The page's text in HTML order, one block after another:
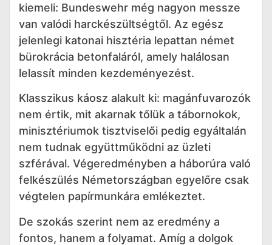
kiemeli: Bundeswehr még nagyon messze
van valódi harckészültségtől. Az egész
jelenlegi katonai hisztéria lepattan német
bürokrácia betonfaláról, amely halálosan
lelassít minden kezdeményezést.
Klasszikus káosz alakult ki: magánfuvarozók
nem értik, mit akarnak tőlük a tábornokok,
minisztériumok tisztviselői pedig egyáltalán
nem tudnak együttműködni az üzleti
szférával. Végeredményben a háborúra való
felkészülés Németországban egyelőre csak
végtelen papírmunkára emlékeztet.
De szokás szerint nem az eredmény a
fontos, hanem a folyamat. Amíg a dolgok